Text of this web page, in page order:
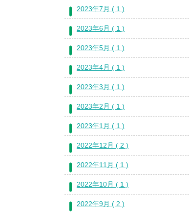
2023年7月 ( 1 )
2023年6月 ( 1 )
2023年5月 ( 1 )
2023年4月 ( 1 )
2023年3月 ( 1 )
2023年2月 ( 1 )
2023年1月 ( 1 )
2022年12月 ( 2 )
2022年11月 ( 1 )
2022年10月 ( 1 )
2022年9月 ( 2 )